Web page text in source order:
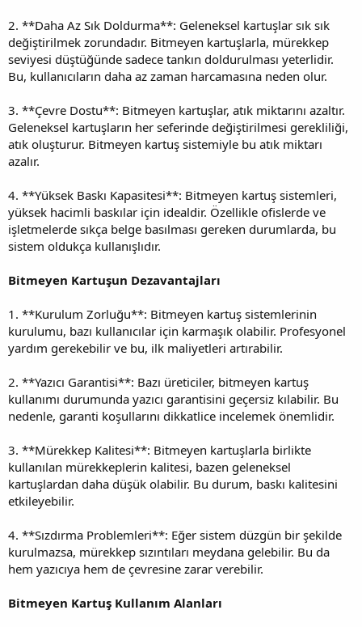
2. **Daha Az Sık Doldurma**: Geleneksel kartuşlar sık sık
değiştirilmek zorundadır. Bitmeyen kartuşlarla, mürekkep
seviyesi düştüğünde sadece tankın doldurulması yeterlidir.
Bu, kullanıcıların daha az zaman harcamasına neden olur.
3. **Çevre Dostu**: Bitmeyen kartuşlar, atık miktarını azaltır.
Geleneksel kartuşların her seferinde değiştirilmesi gerekliliği,
atık oluşturur. Bitmeyen kartuş sistemiyle bu atık miktarı
azalır.
4. **Yüksek Baskı Kapasitesi**: Bitmeyen kartuş sistemleri,
yüksek hacimli baskılar için idealdir. Özellikle ofislerde ve
işletmelerde sıkça belge basılması gereken durumlarda, bu
sistem oldukça kullanışlıdır.
Bitmeyen Kartuşun Dezavantajları
1. **Kurulum Zorluğu**: Bitmeyen kartuş sistemlerinin
kurulumu, bazı kullanıcılar için karmaşık olabilir. Profesyonel
yardım gerekebilir ve bu, ilk maliyetleri artırabilir.
2. **Yazıcı Garantisi**: Bazı üreticiler, bitmeyen kartuş
kullanımı durumunda yazıcı garantisini geçersiz kılabilir. Bu
nedenle, garanti koşullarını dikkatlice incelemek önemlidir.
3. **Mürekkep Kalitesi**: Bitmeyen kartuşlarla birlikte
kullanılan mürekkeplerin kalitesi, bazen geleneksel
kartuşlardan daha düşük olabilir. Bu durum, baskı kalitesini
etkileyebilir.
4. **Sızdırma Problemleri**: Eğer sistem düzgün bir şekilde
kurulmazsa, mürekkep sızıntıları meydana gelebilir. Bu da
hem yazıcıya hem de çevresine zarar verebilir.
Bitmeyen Kartuş Kullanım Alanları